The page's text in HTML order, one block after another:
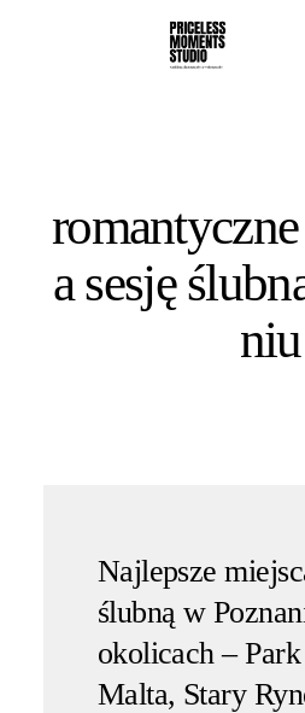
a sesję
niu
Najlepsze
ślubną w
okolicach –
Malta, Stary
PHOTO
VIDEO